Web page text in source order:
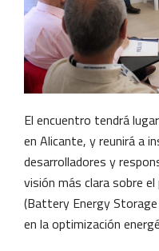
El encuentro tendrá
en Alicante, y reunirá a
desarrolladores y
visión más clara sobre
(Battery Energy
en la optimización